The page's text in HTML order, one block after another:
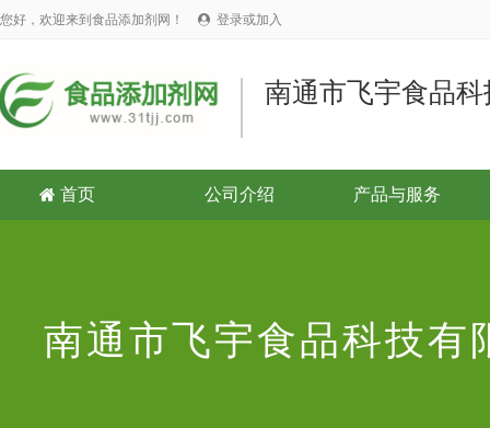
您好，欢迎来到食品添加剂网！  登录或加入
南通市飞宇食品
 首页 公司介绍 产品与服务
南通市飞宇食品科技有